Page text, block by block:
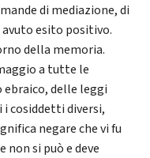
di mediazione, di
avuto esito positivo.
della memoria.
a tutte le
delle leggi
cosiddetti diversi,
negare che vi fu
si può e deve